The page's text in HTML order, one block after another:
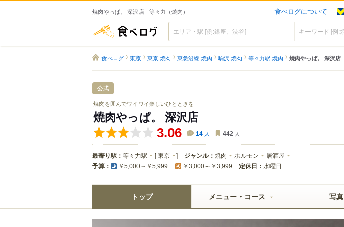
焼肉やっぱ。 深沢店 - 等々力（焼肉） 食べログについて
食べログ
食べログ 東京 東京 焼肉 東急沿線 焼肉 駒沢 焼肉 等々力駅 焼肉 焼肉やっぱ。 深沢店
公式
焼肉を囲んでワイワイ楽しいひとときを
焼肉やっぱ。 深沢店
3.06 14 人 442 人
最寄り駅： 等々力駅 [東京 ] ジャンル： 焼肉 ホルモン 居酒屋
予算： ￥5,000～￥5,999 ￥3,000～￥3,999 定休日： 水曜日
トップ メニュー・コース 写真